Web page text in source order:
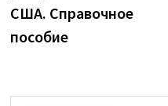
США. Справочное
пособие